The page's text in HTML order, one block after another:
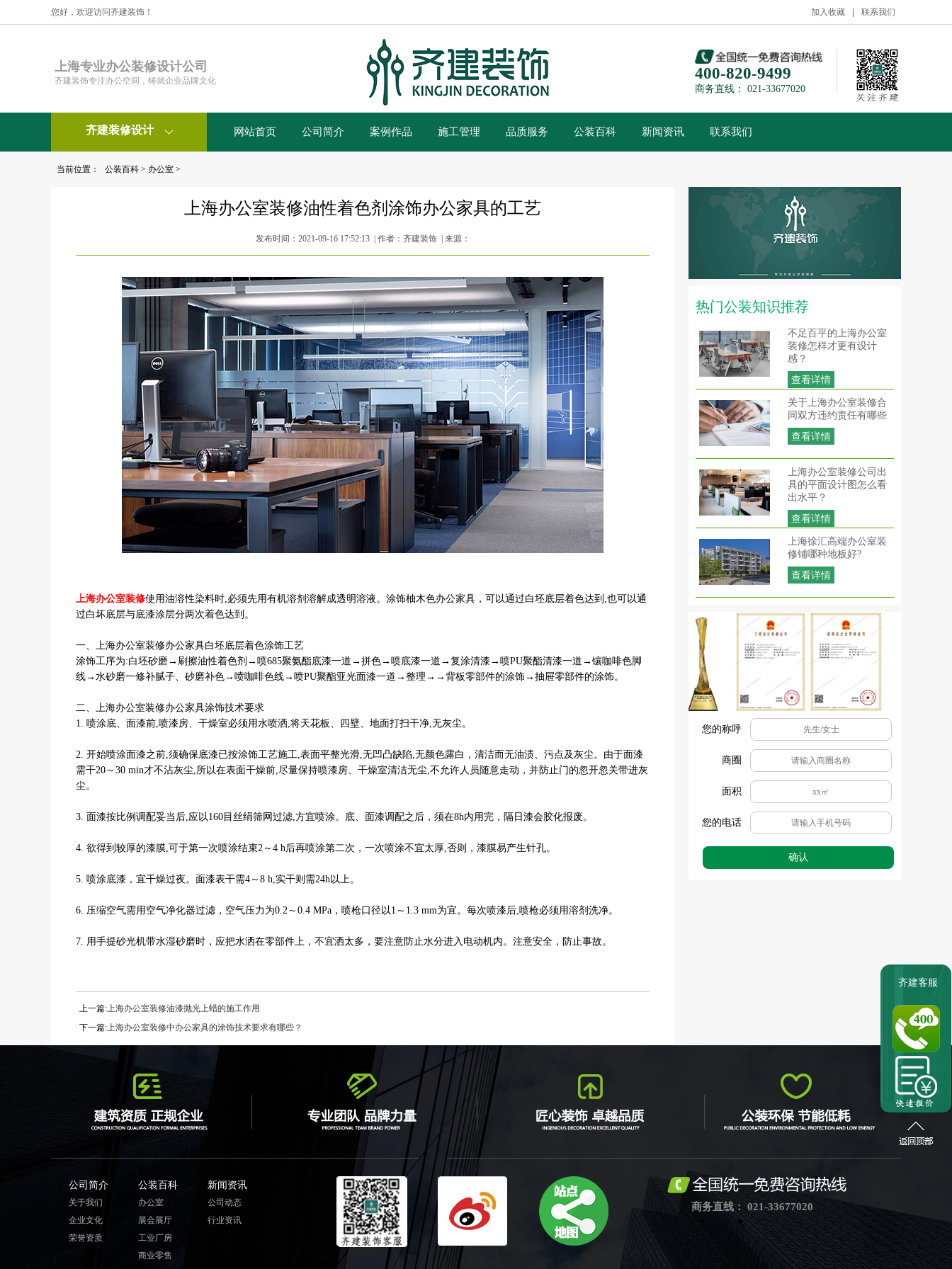
加入收藏 联系我们
您好，欢迎访问齐建装饰！
上海专业办公装修设计公司
齐建装饰专注办公空间，铸就企业品牌文化 400-820-9499
商务直线： 021-33677020
齐建装修设计  网站首页 公司简介 案例作品 施工管理 品质服务 公装百科 新闻资讯 联系我们
当前位置： 公装百科 > 办公室 >
热门公装知识推荐
不足百平的上海办公室
装修怎样才更有设计
感？
查看详情
关于上海办公室装修合
同双方违约责任有哪些
查看详情
上海办公室装修公司出
具的平面设计图怎么看
出水平？
查看详情
上海徐汇高端办公室装
修铺哪种地板好?
查看详情
您的称呼
商圈
面积
您的电话
确认
上海办公室装修油性着色剂涂饰办公家具的工艺
发布时间：2021-09-16 17:52:13 | 作者：齐建装饰 | 来源：
上海办公室装修使用油溶性染料时,必须先用有机溶剂溶解成透明溶液。涂饰柚木色办公家具，可以通过白坯底层着色达到,也可以通
过白坏底层与底漆涂层分两次着色达到。
一、上海办公室装修办公家具白坯底层着色涂饰工艺
涂饰工序为:白坯砂磨→刷擦油性着色剂→喷685聚氨酯底漆一道→拼色→喷底漆一道→复涂清漆→喷PU聚酯清漆一道→镶咖啡色脚
线→水砂磨一修补腻子、砂磨补色→喷咖啡色线→喷PU聚酯亚光面漆一道→整理→→背板零部件的涂饰→抽屉零部件的涂饰。
二、上海办公室装修办公家具涂饰技术要求
1. 喷涂底、面漆前,喷漆房、干燥室必须用水喷洒,将天花板、四壁、地面打扫干净,无灰尘。
2. 开始喷涂面漆之前,须确保底漆已按涂饰工艺施工,表面平整光滑,无凹凸缺陷,无颜色露白，清洁而无油渍、污点及灰尘。由于面漆
需干20～30 min才不沾灰尘,所以在表面干燥前,尽量保持喷漆房、干燥室清洁无尘,不允许人员随意走动，并防止门的忽开忽关带进灰
尘。
3. 面漆按比例调配妥当后,应以160目丝绢筛网过滤,方宜喷涂。底、面漆调配之后，须在8h内用完，隔日漆会胶化报废。
4. 欲得到较厚的漆膜,可于第一次喷涂结束2～4 h后再喷涂第二次，一次喷涂不宜太厚,否则，漆膜易产生针孔。
5. 喷涂底漆，宜干燥过夜。面漆表干需4～8 h,实干则需24h以上。
6. 压缩空气需用空气净化器过滤，空气压力为0.2～0.4 MPa，喷枪口径以1～1.3 mm为宜。每次喷漆后,喷枪必须用溶剂洗净。
7. 用手提砂光机带水湿砂磨时，应把水洒在零部件上，不宜洒太多，要注意防止水分进入电动机内。注意安全，防止事故。
上一篇:上海办公室装修油漆抛光上蜡的施工作用
下一篇:上海办公室装修中办公家具的涂饰技术要求有哪些？
公司简介
关于我们
企业文化
荣誉资质
公装百科
办公室
展会展厅
工业厂房
商业零售
新闻资讯
公司动态
行业资讯
商务直线： 021-33677020
齐建客服